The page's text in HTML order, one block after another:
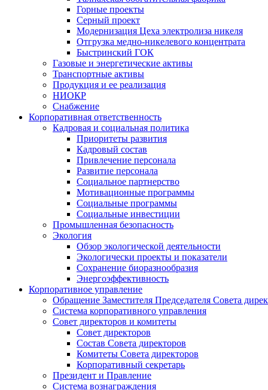
Горные проекты
Серный проект
Модернизация Цеха электролиза никеля
Отгрузка медно-никелевого концентрата
Быстринский ГОК
Газовые и энергетические активы
Транспортные активы
Продукция и ее реализация
НИОКР
Снабжение
Корпоративная ответственность
Кадровая и социальная политика
Приоритеты развития
Кадровый состав
Привлечение персонала
Развитие персонала
Социальное партнерство
Мотивационные программы
Социальные программы
Социальные инвестиции
Промышленная безопасность
Экология
Обзор экологической деятельности
Экологически проекты и показатели
Сохранение биоразнообразия
Энергоэффективность
Корпоративное управление
Обращение Заместителя Председателя Совета
Система корпоративного управления
Совет директоров и комитеты
Совет директоров
Состав Совета директоров
Комитеты Совета директоров
Корпоративный секретарь
Президент и Правление
Система вознаграждения